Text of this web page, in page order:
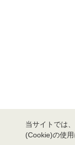
当サイトでは
(Cookie)の使